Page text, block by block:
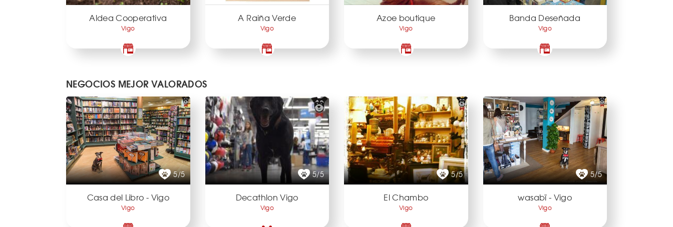
Aldea Cooperativa
Vigo
A Raiña Verde
Vigo
Azoe boutique
Vigo
Banda Deseñada
Vigo
NEGOCIOS MEJOR VALORADOS
5/5
Casa del Libro - Vigo
Vigo
5/5
Decathlon Vigo
Vigo
5/5
El Chambo
Vigo
5/5
wasabï - Vigo
Vigo